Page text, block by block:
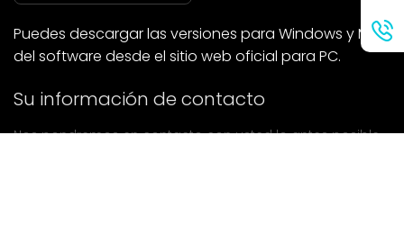
Puedes descargar las versiones para Windows y Mac
del software desde el sitio web oficial para PC.
Su información de contacto
Nos pondremos en contacto con usted lo antes posible.